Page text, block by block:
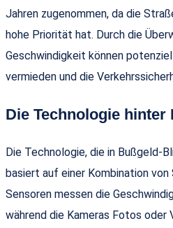
Jahren zugenommen, da die
hohe Priorität hat. Durch die
Geschwindigkeit können
vermieden und die
Die Technologie
Die Technologie, die in Bußgeld-
basiert auf einer Kombination von
Sensoren messen die
während die Kameras Fotos oder